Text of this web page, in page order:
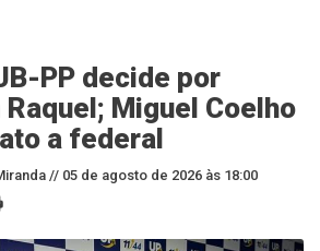
PP decide por
Miguel Coelho
a federal
// 05 de agosto de 2026 às 18:00